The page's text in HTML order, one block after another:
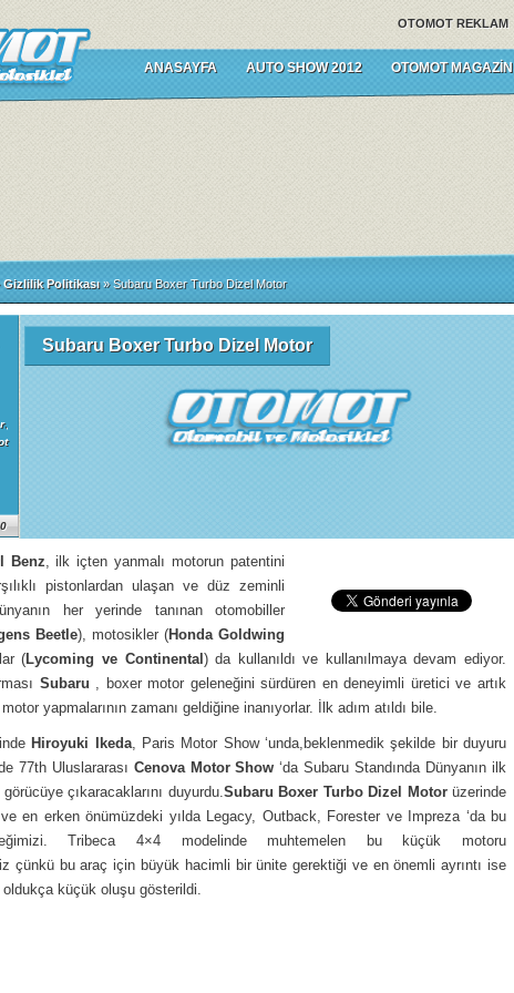
OTOMOT REKLAM
ANASAYFA AUTO SHOW 2012 OTOMOT MAGAZIN
Gizlilik Politikası » Subaru Boxer Turbo Dizel Motor
,
0
Subaru Boxer Turbo Dizel Motor
Benz, ilk içten yanmalı motorun patentini
pistonlardan ulaşan ve düz zeminli
her yerinde tanınan otomobiller
Beetle), motosikler (Honda Goldwing
(Lycoming ve Continental ) da kullanıldı ve kullanılmaya devam ediyor.
Subaru , boxer motor geleneğini sürdüren en deneyimli üretici ve artık
motor yapmalarının zamanı geldiğine inanıyorlar. İlk adım atıldı bile.
Hiroyuki Ikeda, Paris Motor Show ‘unda,beklenmedik şekilde bir duyuru
77th Uluslararası Cenova Motor Show ‘da Subaru Standında Dünyanın ilk
çıkaracaklarını duyurdu.Subaru Boxer Turbo Dizel Motorüzerinde
ve en erken önümüzdeki yılda Legacy, Outback, Forester ve Impreza ‘da bu
Tribeca 4×4 modelinde muhtemelen bu küçük motoru
çünkü bu araç için büyük hacimli bir ünite gerektiği ve en önemli ayrıntı ise
oldukça küçük oluşu gösterildi.